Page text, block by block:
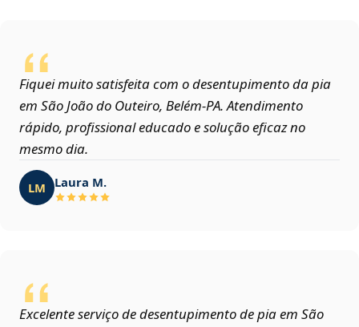
Fiquei muito satisfeita com o desentupimento da pia
em São João do Outeiro, Belém‑PA. Atendimento
rápido, profissional educado e solução eficaz no
mesmo dia.
LM Laura M.
Excelente serviço de desentupimento de pia em São